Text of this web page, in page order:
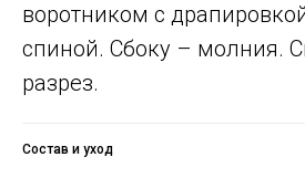
воротником с
спиной. Сбоку – молния.
разрез.
Состав и уход